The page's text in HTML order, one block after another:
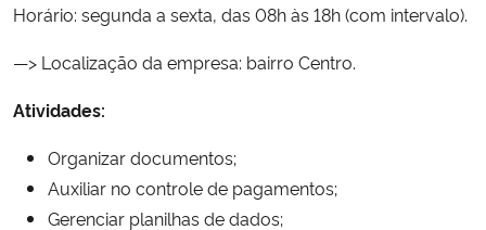
Horário: segunda a sexta, das 08h às 18h (com intervalo).
—> Localização da empresa: bairro Centro.
Atividades:
Organizar documentos;
Auxiliar no controle de pagamentos;
Gerenciar planilhas de dados;